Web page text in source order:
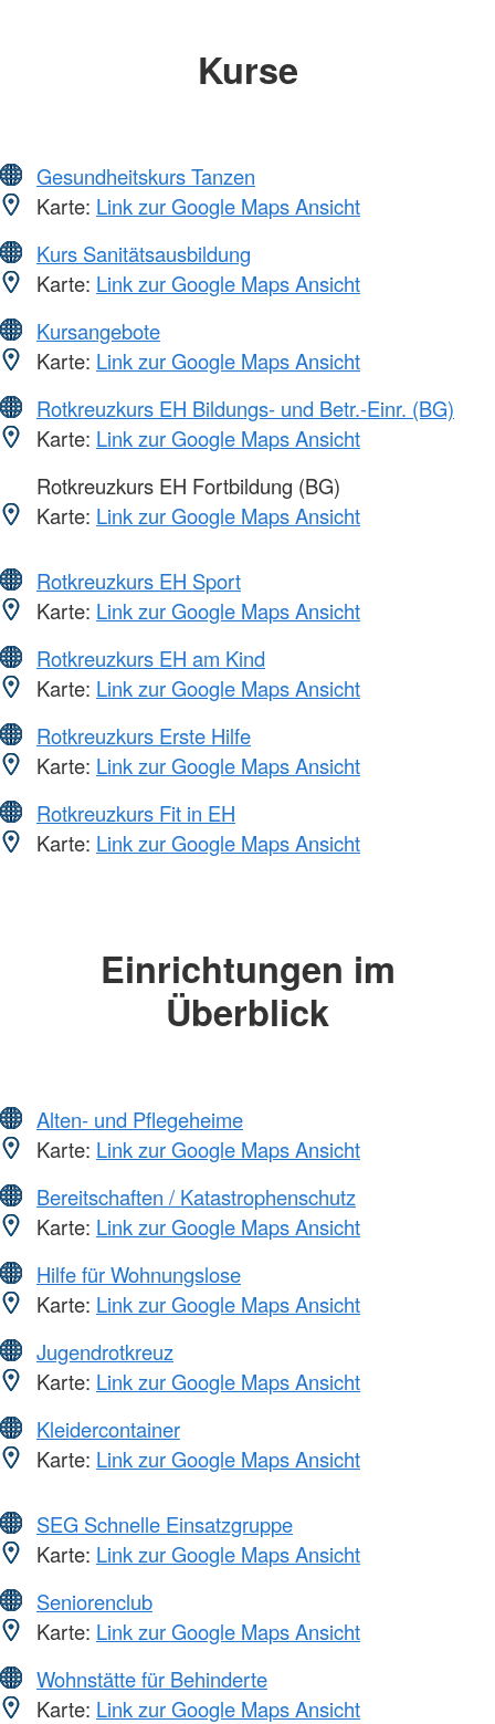
Kurse
Gesundheitskurs Tanzen
Karte: Link zur Google Maps Ansicht
Kurs Sanitätsausbildung
Karte: Link zur Google Maps Ansicht
Kursangebote
Karte: Link zur Google Maps Ansicht
Rotkreuzkurs EH Bildungs- und Betr.-Einr. (BG)
Karte: Link zur Google Maps Ansicht
Rotkreuzkurs EH Fortbildung (BG)
Karte: Link zur Google Maps Ansicht
Rotkreuzkurs EH Sport
Karte: Link zur Google Maps Ansicht
Rotkreuzkurs EH am Kind
Karte: Link zur Google Maps Ansicht
Rotkreuzkurs Erste Hilfe
Karte: Link zur Google Maps Ansicht
Rotkreuzkurs Fit in EH
Karte: Link zur Google Maps Ansicht
Einrichtungen im
Überblick
Alten- und Pflegeheime
Karte: Link zur Google Maps Ansicht
Bereitschaften / Katastrophenschutz
Karte: Link zur Google Maps Ansicht
Hilfe für Wohnungslose
Karte: Link zur Google Maps Ansicht
Jugendrotkreuz
Karte: Link zur Google Maps Ansicht
Kleidercontainer
Karte: Link zur Google Maps Ansicht
SEG Schnelle Einsatzgruppe
Karte: Link zur Google Maps Ansicht
Seniorenclub
Karte: Link zur Google Maps Ansicht
Wohnstätte für Behinderte
Karte: Link zur Google Maps Ansicht